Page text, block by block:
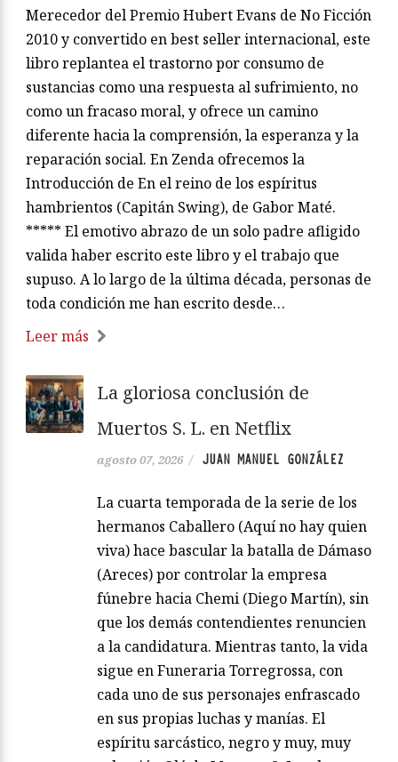
Merecedor del Premio Hubert Evans de No Ficción
2010 y convertido en best seller internacional, este
libro replantea el trastorno por consumo de
sustancias como una respuesta al sufrimiento, no
como un fracaso moral, y ofrece un camino
diferente hacia la comprensión, la esperanza y la
reparación social. En Zenda ofrecemos la
Introducción de En el reino de los espíritus
hambrientos (Capitán Swing), de Gabor Maté.
***** El emotivo abrazo de un solo padre afligido
valida haber escrito este libro y el trabajo que
supuso. A lo largo de la última década, personas de
toda condición me han escrito desde…
Leer más
La gloriosa conclusión de
Muertos S. L. en Netflix
agosto 07, 2026 / JUAN MANUEL GONZÁLEZ
La cuarta temporada de la serie de los
hermanos Caballero (Aquí no hay quien
viva) hace bascular la batalla de Dámaso
(Areces) por controlar la empresa
fúnebre hacia Chemi (Diego Martín), sin
que los demás contendientes renuncien
a la candidatura. Mientras tanto, la vida
sigue en Funeraria Torregrossa, con
cada uno de sus personajes enfrascado
en sus propias luchas y manías. El
espíritu sarcástico, negro y muy, muy